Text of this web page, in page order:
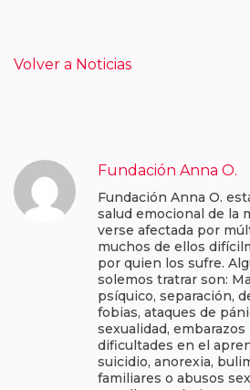
Volver a Noticias
Fundación Anna O.
Fundación Anna O.
salud emocional de la
verse afectada por
muchos de ellos
por quien los sufre.
solemos tratrar son:
psíquico, separación,
fobias, ataques de
sexualidad, embarazos
dificultades en el
suicidio, anorexia,
familiares o abusos